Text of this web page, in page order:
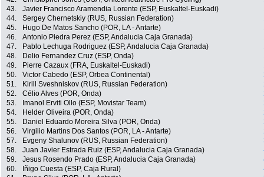
43.
Javier Francisco Aramendia Lorente (ESP, Euskaltel-Euskadi)
44.
Sergey Chernetskiy (RUS, Russian Federation)
45.
Hugo De Matos Sancho (POR, LA - Antarte)
46.
Antonio Piedra Perez (ESP, Andalucia Caja Granada)
47.
Pablo Lechuga Rodriguez (ESP, Andalucia Caja Granada)
48.
Delio Fernandez Cruz (ESP, Onda)
49.
Pierre Cazaux (FRA, Euskaltel-Euskadi)
50.
Victor Cabedo (ESP, Orbea Continental)
51.
Kirill Sveshniskov (RUS, Russian Federation)
52.
Célio Alves (POR, Onda)
53.
Imanol Erviti Ollo (ESP, Movistar Team)
54.
Helder Oliveira (POR, Onda)
55.
Daniel Eduardo Moreira Silva (POR, Onda)
56.
Virgilio Martins Dos Santos (POR, LA - Antarte)
57.
Evgeny Shalunov (RUS, Russian Federation)
58.
Juan Javier Estrada Ruiz (ESP, Andalucia Caja Granada)
59.
Jesus Rosendo Prado (ESP, Andalucia Caja Granada)
60.
Iñigo Cuesta (ESP, Caja Rural)